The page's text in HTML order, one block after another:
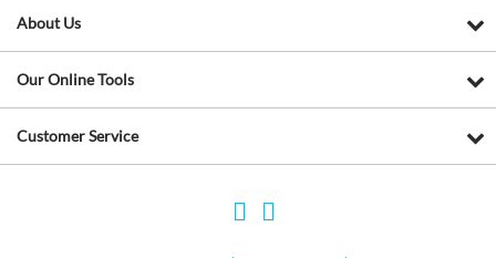
About Us
Our Online Tools
Customer Service